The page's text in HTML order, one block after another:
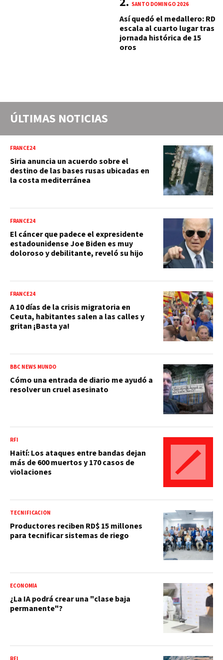
SANTO DOMINGO 2026
Así quedó el medallero: RD
escala al cuarto lugar tras
jornada histórica de 15
oros
ÚLTIMAS NOTICIAS
FRANCE24
Siria anuncia un acuerdo sobre el
destino de las bases rusas ubicadas en
la costa mediterránea
FRANCE24
El cáncer que padece el expresidente
estadounidense Joe Biden es muy
doloroso y debilitante, reveló su hijo
FRANCE24
A 10 días de la crisis migratoria en
Ceuta, habitantes salen a las calles y
gritan ¡Basta ya!
BBC NEWS MUNDO
Cómo una entrada de diario me ayudó a
resolver un cruel asesinato
RFI
Haití: Los ataques entre bandas dejan
más de 600 muertos y 170 casos de
violaciones
TECNIFICACIÓN
Productores reciben RD$ 15 millones
para tecnificar sistemas de riego
ECONOMÍA
¿La IA podrá crear una "clase baja
permanente"?